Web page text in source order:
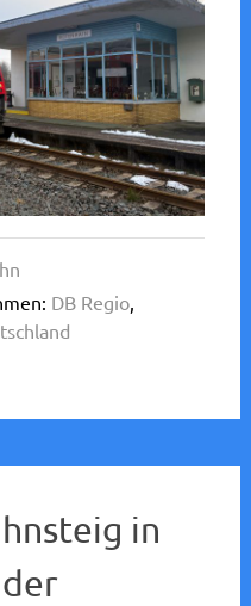
DB Regio,
in